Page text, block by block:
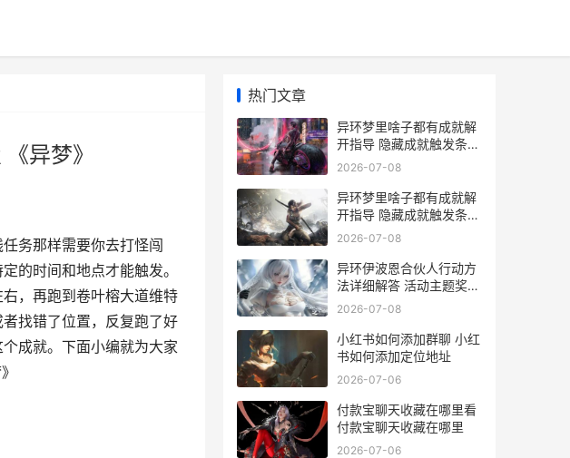
异梦》
务那样需要你去打怪闯
的时间和地点才能触发。
，再跑到卷叶榕大道维特
找错了位置，反复跑了好
成就。下面小编就为大家
热门文章
异环梦里啥子都有成就解
开指导 隐藏成就触发条件
和位置 《异梦》
2026-07-08
异环梦里啥子都有成就解
开指导 隐藏成就触发条件
和位置 异梦为什么不能听
2026-07-08
异环伊波恩合伙人行动方
法详细解答 活动主题奖励
获取全流程说明 伊波恩之
2026-07-08
小红书如何添加群聊 小红
书如何添加定位地址
2026-07-06
付款宝聊天收藏在哪里看
付款宝聊天收藏在哪里
2026-07-06